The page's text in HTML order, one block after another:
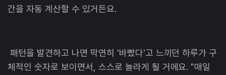
간을 자동 계산할 수 있거든요.
패턴을 발견하고 나면 막연히 '바빴다'고 느끼던 하루가 구
체적인 숫자로 보이면서, 스스로 놀라게 될 거에요. "매일